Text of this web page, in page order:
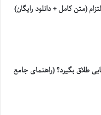
(متن کامل + دانلود رایگان)
طلاق بگیرد؟ (راهنمای جامع